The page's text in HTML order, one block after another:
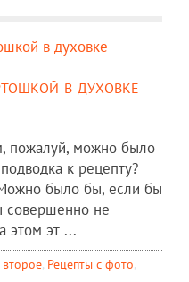
в духовке
пожалуй, можно было
к рецепту?
Можно было бы, если бы
совершенно не
этом эт ...
, Рецепты c фото,